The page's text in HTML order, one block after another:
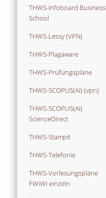
THWS-Infoboard Business
School
THWS-Lessy (VPN)
THWS-Plagaware
THWS-Prüfungspläne
THWS-SCOPUS(AI) (vpn)
THWS-SCOPUS(AI)
ScienceDirect
THWS-Stampit
THWS-Telefonie
THWS-Vorlesungspläne
FWiWi einzeln